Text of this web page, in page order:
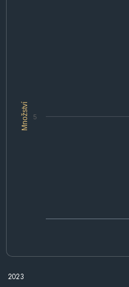
Množství 5
2023